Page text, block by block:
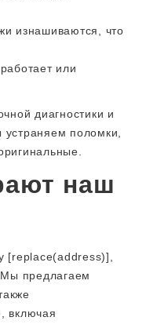
изнашиваются, что
или
диагностики и
поломки,
наш
[replace(address)],
предлагаем
включая